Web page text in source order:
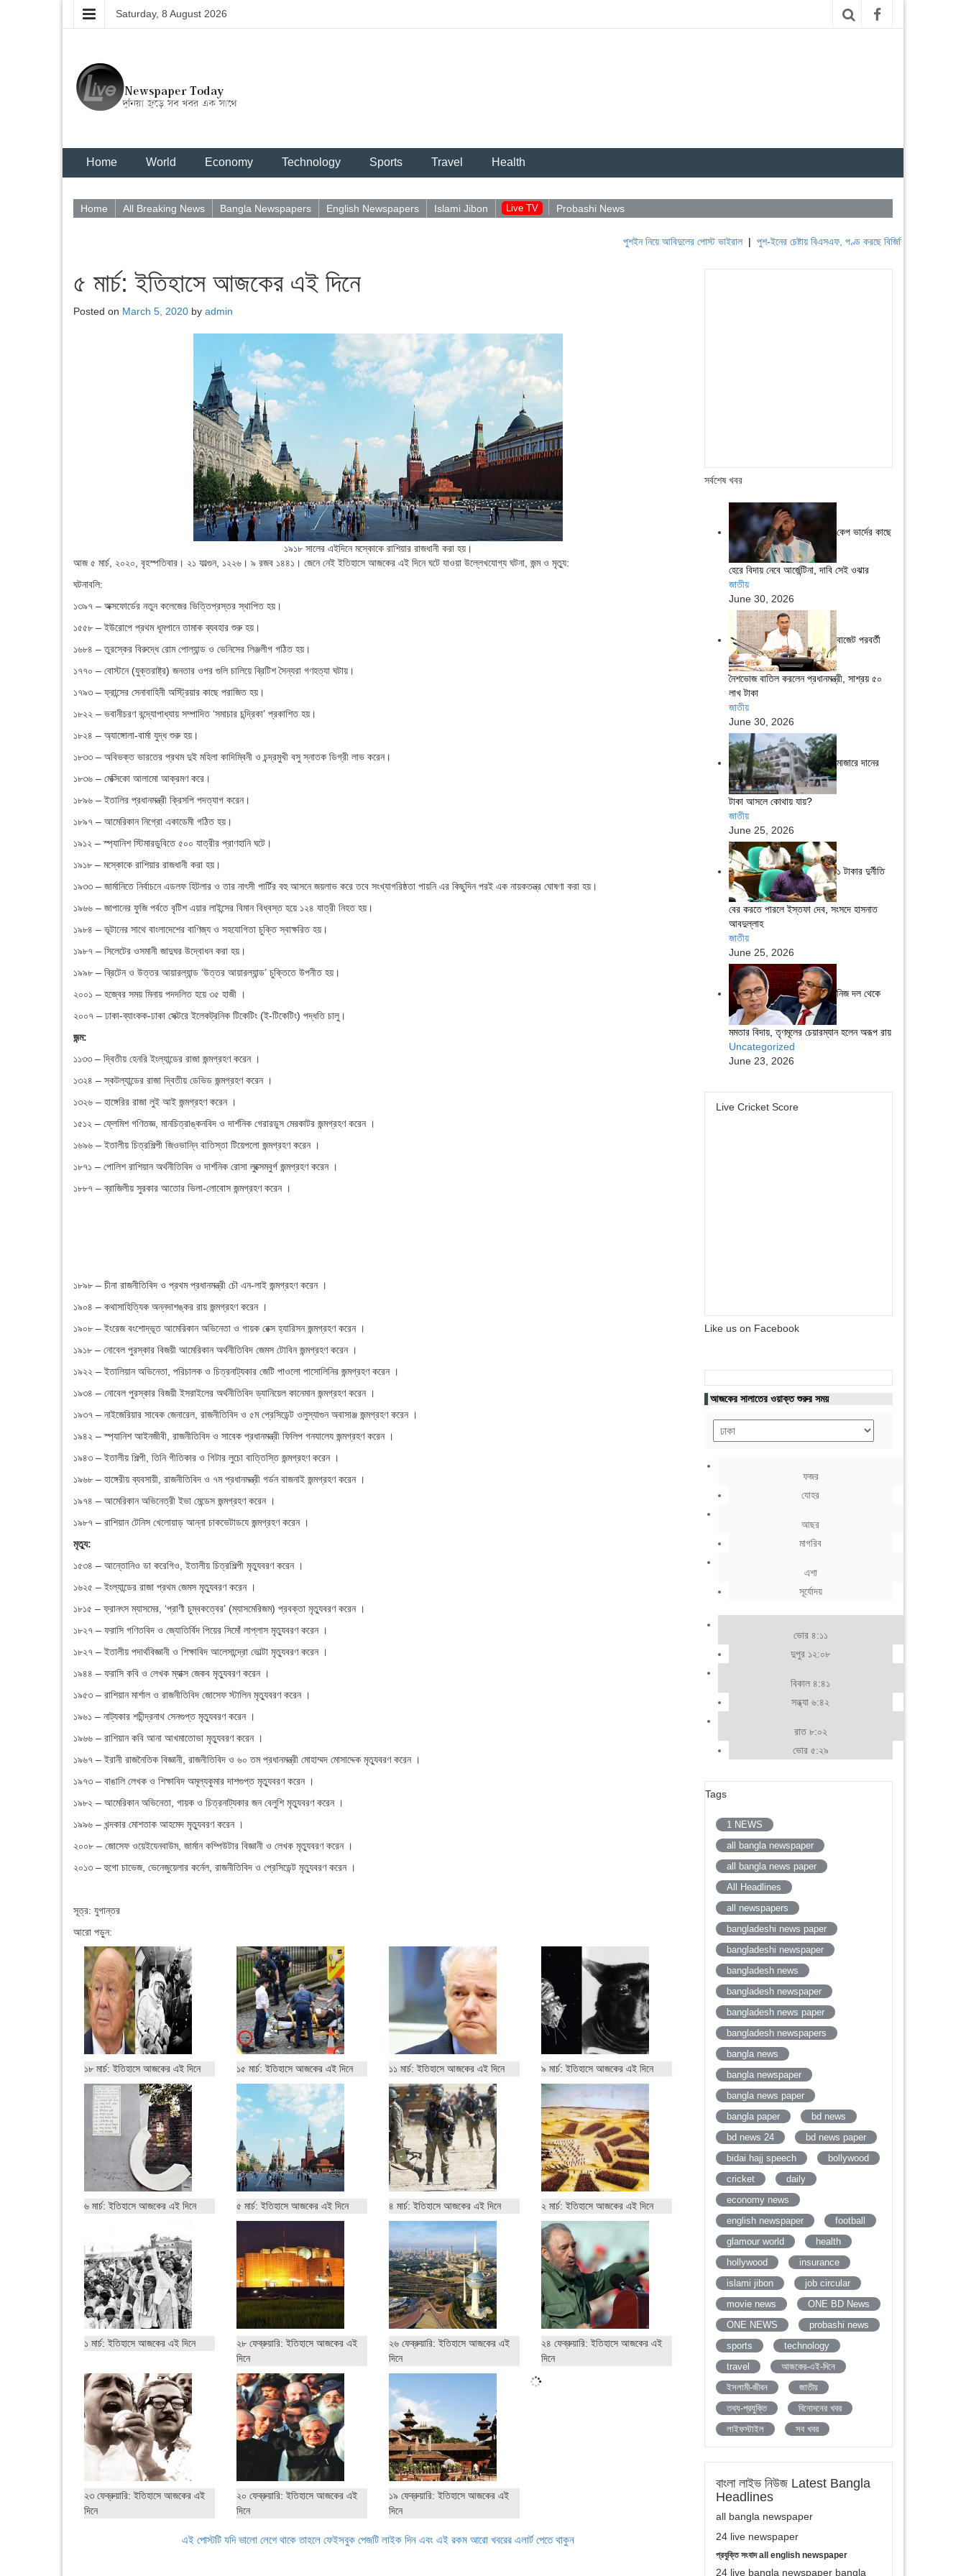
Saturday, 8 August 2026
Home World Economy Technology Sports Travel Health
Home All Breaking News Bangla Newspapers English Newspapers Islami Jibon Live TV Probashi News
পুশইন নিয়ে আবিদুলের পোস্ট ভাইরাল|পুশ-ইনের চেষ্টায় বিএসএফ, পণ্ড করছে বিজিবি| লেবাননের ঐতিহাসিক
৫ মার্চ: ইতিহাসে আজকের এই দিনে
Posted on March 5, 2020 by admin
১৯১৮ সালের এইদিনে মস্কোকে রাশিয়ার রাজধানী করা হয়।
আজ ৫ মার্চ, ২০২০, বৃহস্পতিবার। ২১ ফাল্গুন, ১২২৬। ৯ রজব ১৪৪১। জেনে নেই ইতিহাসে আজকের এই দিনে ঘটে যাওয়া উল্লেখযোগ্য ঘটনা, জন্ম ও মৃত্যু:
ঘটনাবলি:
১৩৯৭ – অক্সফোর্ডের নতুন কলেজের ভিত্তিপ্রস্তর স্থাপিত হয়।
১৫৫৮ – ইউরোপে প্রথম ধূমপানে তামাক ব্যবহার শুরু হয়।
১৬৮৪ – তুরস্কের বিরুদ্ধে রোম পোল্যান্ড ও ভেনিসের লিঞ্জলীগ গঠিত হয়।
১৭৭০ – বোস্টনে (যুক্তরাষ্ট্র) জনতার ওপর গুলি চালিয়ে ব্রিটিশ সৈন্যরা গণহত্যা ঘটায়।
১৭৯৩ – ফ্রান্সের সেনাবাহিনী অস্ট্রিয়ার কাছে পরাজিত হয়।
১৮২২ – ভবানীচরণ বন্দ্যোপাধ্যায় সম্পাদিত ‘সমাচার চন্দ্রিকা’ প্রকাশিত হয়।
১৮২৪ – অ্যাঙ্গোলা-বার্মা যুদ্ধ শুরু হয়।
১৮৩৩ – অবিভক্ত ভারতের প্রথম দুই মহিলা কাদিম্বিনী ও চন্দ্রমুখী বসু স্নাতক ডিগ্রী লাভ করেন।
১৮৩৬ – মেক্সিকো আলামো আক্রমণ করে।
১৮৯৬ – ইতালির প্রধানমন্ত্রী ক্রিসপি পদত্যাগ করেন।
১৮৯৭ – আমেরিকান নিগ্রো একাডেমী গঠিত হয়।
১৯১২ – স্প্যানিশ স্টিমারডুবিতে ৫০০ যাত্রীর প্রাণহানি ঘটে।
১৯১৮ – মস্কোকে রাশিয়ার রাজধানী করা হয়।
১৯৩৩ – জার্মানিতে নির্বাচনে এডলফ হিটলার ও তার নাৎসী পার্টির বহু আসনে জয়লাভ করে তবে সংখ্যাগরিষ্ঠতা পায়নি এর কিছুদিন পরই এক নায়কতন্ত্র ঘোষণা করা হয়।
১৯৬৬ – জাপানের ফুজি পর্বতে বৃটিশ এয়ার লাইন্সের বিমান বিধ্বস্ত হয়ে ১২৪ যাত্রী নিহত হয়।
১৯৮৪ – ভূটানের সাথে বাংলাদেশের বাণিজ্য ও সহযোগিতা চুক্তি স্বাক্ষরিত হয়।
১৯৮৭ – সিলেটের ওসমানী জাদুঘর উদ্বোধন করা হয়।
১৯৯৮ – ব্রিটেন ও উত্তর আয়ারল্যান্ড ‘উত্তর আয়ারল্যান্ড’ চুক্তিতে উপনীত হয়।
২০০১ – হজ্বের সময় মিনায় পদদলিত হয়ে ৩৫ হাজী ।
২০০৭ – ঢাকা-ব্যাংকক-ঢাকা সেক্টরে ইলেকট্রনিক টিকেটিং (ই-টিকেটিং) পদ্ধতি চালু।
জন্ম:
১১৩৩ – দ্বিতীয় হেনরি ইংল্যান্ডের রাজা জন্মগ্রহণ করেন ।
১৩২৪ – স্কটল্যান্ডের রাজা দ্বিতীয় ডেভিড জন্মগ্রহণ করেন ।
১৩২৬ – হাঙ্গেরির রাজা লুই আই জন্মগ্রহণ করেন ।
১৫১২ – ফ্লেমিশ গণিতজ্ঞ, মানচিত্রাঙ্কনবিদ ও দার্শনিক গেরারডুস মেরকাটর জন্মগ্রহণ করেন ।
১৬৯৬ – ইতালীয় চিত্রশিল্পী জিওভান্নি বাতিস্তা টিয়েপলো জন্মগ্রহণ করেন ।
১৮৭১ – পোলিশ রাশিয়ান অর্থনীতিবিদ ও দার্শনিক রোসা লুক্সেমবুর্গ জন্মগ্রহণ করেন ।
১৮৮৭ – ব্রাজিলীয় সুরকার আতোর ভিলা-লোবোস জন্মগ্রহণ করেন ।
১৮৯৮ – চীনা রাজনীতিবিদ ও প্রথম প্রধানমন্ত্রী চৌ এন-লাই জন্মগ্রহণ করেন ।
১৯০৪ – কথাসাহিত্যিক অন্নদাশঙ্কর রায় জন্মগ্রহণ করেন ।
১৯০৮ – ইংরেজ বংশোদ্ভূত আমেরিকান অভিনেতা ও গায়ক রেক্স হ্যারিসন জন্মগ্রহণ করেন ।
১৯১৮ – নোবেল পুরস্কার বিজয়ী আমেরিকান অর্থনীতিবিদ জেমস টোবিন জন্মগ্রহণ করেন ।
১৯২২ – ইতালিয়ান অভিনেতা, পরিচালক ও চিত্রনাট্যকার জেটি পাওলো পাসোলিনির জন্মগ্রহণ করেন ।
১৯৩৪ – নোবেল পুরস্কার বিজয়ী ইসরাইলের অর্থনীতিবিদ ড্যানিয়েল কানেমান জন্মগ্রহণ করেন ।
১৯৩৭ – নাইজেরিয়ার সাবেক জেনারেল, রাজনীতিবিদ ও ৫ম প্রেসিডেন্ট ওলুস্যাগুন অবাসাঞ্জ জন্মগ্রহণ করেন ।
১৯৪২ – স্প্যানিশ আইনজীবী, রাজনীতিবিদ ও সাবেক প্রধানমন্ত্রী ফিলিপ গনযালেয জন্মগ্রহণ করেন ।
১৯৪৩ – ইতালীয় শিল্পী, তিনি গীতিকার ও গিটার লুচো বাত্তিস্তি জন্মগ্রহণ করেন ।
১৯৬৮ – হাঙ্গেরীয় ব্যবসায়ী, রাজনীতিবিদ ও ৭ম প্রধানমন্ত্রী গর্ডন বাজনাই জন্মগ্রহণ করেন ।
১৯৭৪ – আমেরিকান অভিনেত্রী ইভা মেন্ডেস জন্মগ্রহণ করেন ।
১৯৮৭ – রাশিয়ান টেনিস খেলোয়াড় আন্না চাকভেটাডযে জন্মগ্রহণ করেন ।
মৃত্যু:
১৫৩৪ – আন্তোনিও ডা করেগিও, ইতালীয় চিত্রশিল্পী মৃত্যুবরণ করেন ।
১৬২৫ – ইংল্যান্ডের রাজা প্রথম জেমস মৃত্যুবরণ করেন ।
১৮১৫ – ফ্রানৎস ম্যাসমের, ‘প্রাণী চুম্বকত্বের’ (ম্যাসমেরিজম) প্রবক্তা মৃত্যুবরণ করেন ।
১৮২৭ – ফরাসি গণিতবিদ ও জ্যোতির্বিদ পিয়ের সিমোঁ লাপ্লাস মৃত্যুবরণ করেন ।
১৮২৭ – ইতালীয় পদার্থবিজ্ঞানী ও শিক্ষাবিদ আলেসান্দ্রো ভোল্টা মৃত্যুবরণ করেন ।
১৯৪৪ – ফরাসি কবি ও লেখক ম্যাক্স জেকব মৃত্যুবরণ করেন ।
১৯৫৩ – রাশিয়ান মার্শাল ও রাজনীতিবিদ জোসেফ স্টালিন মৃত্যুবরণ করেন ।
১৯৬১ – নাট্যকার শচীন্দ্রনাথ সেনগুপ্ত মৃত্যুবরণ করেন ।
১৯৬৬ – রাশিয়ান কবি আনা আখমাতোভা মৃত্যুবরণ করেন ।
১৯৬৭ – ইরানী রাজনৈতিক বিজ্ঞানী, রাজনীতিবিদ ও ৬০ তম প্রধানমন্ত্রী মোহাম্মদ মোসাদ্দেক মৃত্যুবরণ করেন ।
১৯৭৩ – বাঙালি লেখক ও শিক্ষাবিদ অমূল্যকুমার দাশগুপ্ত মৃত্যুবরণ করেন ।
১৯৮২ – আমেরিকান অভিনেতা, গায়ক ও চিত্রনাট্যকার জন বেলুশি মৃত্যুবরণ করেন ।
১৯৯৬ – খন্দকার মোশতাক আহমেদ মৃত্যুবরণ করেন ।
২০০৮ – জোসেফ ওয়েইযেনবাউম, জার্মান কম্পিউটার বিজ্ঞানী ও লেখক মৃত্যুবরণ করেন ।
২০১৩ – হুগো চাভেজ, ভেনেজুয়েলার কর্নেল, রাজনীতিবিদ ও প্রেসিডেন্ট মৃত্যুবরণ করেন ।
সূত্র: যুগান্তর
আরো পড়ুন:
১৮ মার্চ: ইতিহাসে আজকের এই দিনে ১৫ মার্চ: ইতিহাসে আজকের এই দিনে ১১ মার্চ: ইতিহাসে আজকের এই দিনে ৯ মার্চ: ইতিহাসে আজকের এই দিনে
৬ মার্চ: ইতিহাসে আজকের এই দিনে ৫ মার্চ: ইতিহাসে আজকের এই দিনে ৪ মার্চ: ইতিহাসে আজকের এই দিনে ২ মার্চ: ইতিহাসে আজকের এই দিনে
১ মার্চ: ইতিহাসে আজকের এই দিনে
২৮ ফেব্রুয়ারি: ইতিহাসে আজকের এই
দিনে
২৬ ফেব্রুয়ারি: ইতিহাসে আজকের এই
দিনে
২৪ ফেব্রুয়ারি: ইতিহাসে আজকের এই
দিনে
২৩ ফেব্রুয়ারি: ইতিহাসে আজকের এই
দিনে
২০ ফেব্রুয়ারি: ইতিহাসে আজকের এই
দিনে
১৯ ফেব্রুয়ারি: ইতিহাসে আজকের এই
দিনে
এই পোস্টটি যদি ভালো লেগে থাকে তাহলে ফেইসবুক পেজটি লাইক দিন এবং এই রকম আরো খবরের এলার্ট পেতে থাকুন
সর্বশেষ খবর
কেপ ভার্দের কাছে
হেরে বিদায় নেবে আর্জেন্টিনা, দাবি সেই ওঝার
জাতীয়
June 30, 2026
বাজেট পরবর্তী
নৈশভোজ বাতিল করলেন প্রধানমন্ত্রী, সাশ্রয় ৫০
লাখ টাকা
জাতীয়
June 30, 2026
মাজারে দানের
টাকা আসলে কোথায় যায়?
জাতীয়
June 25, 2026
১ টাকার দুর্নীতি
বের করতে পারলে ইস্তফা দেব, সংসদে হাসনাত
আবদুল্লাহ
জাতীয়
June 25, 2026
নিজ দল থেকে
মমতার বিদায়, তৃণমূলের চেয়ারম্যান হলেন অরূপ রায়
Uncategorized
June 23, 2026
Live Cricket Score
Like us on Facebook
আজকের সালাতের ওয়াক্ত শুরুর সময়
ফজর
যোহর
আছর
মাগরিব
এশা
সূর্যোদয়
ভোর ৪:১১
দুপুর ১২:০৮
বিকাল ৪:৪১
সন্ধ্যা ৬:৪২
রাত ৮:০২
ভোর ৫:২৯
Tags
1 NEWS
all bangla newspaper
all bangla news paper
All Headlines
all newspapers
bangladeshi news paper
bangladeshi newspaper
bangladesh news
bangladesh newspaper
bangladesh news paper
bangladesh newspapers
bangla news
bangla newspaper
bangla news paper
bangla paper
bd news
bd news 24
bd news paper
bidai hajj speech
bollywood
cricket
daily
economy news
english newspaper
football
glamour world
health
hollywood
insurance
islami jibon
job circular
movie news
ONE BD News
ONE NEWS
probashi news
sports
technology
travel
আজকের-এই-দিনে
ইসলামী-জীবন
জাতীয়
তথ্য-প্রযুক্তি
বিনোদনের খবর
লাইফস্টাইল
সব খবর
বাংলা লাইভ নিউজ Latest Bangla
Headlines
all bangla newspaper
24 live newspaper
প্রযুক্তি সংবাদ all english newspaper
24 live bangla newspaper bangla